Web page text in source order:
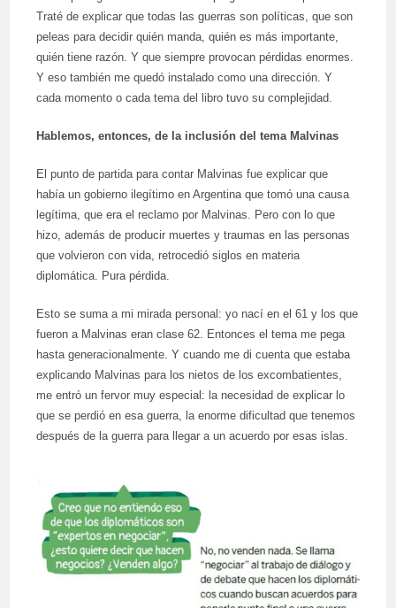
Traté de explicar que todas las guerras son políticas, que son
peleas para decidir quién manda, quién es más importante,
quién tiene razón. Y que siempre provocan pérdidas enormes.
Y eso también me quedó instalado como una dirección. Y
cada momento o cada tema del libro tuvo su complejidad.
Hablemos, entonces, de la inclusión del tema Malvinas
El punto de partida para contar Malvinas fue explicar que
había un gobierno ilegítimo en Argentina que tomó una causa
legítima, que era el reclamo por Malvinas. Pero con lo que
hizo, además de producir muertes y traumas en las personas
que volvieron con vida, retrocedió siglos en materia
diplomática. Pura pérdida.
Esto se suma a mi mirada personal: yo nací en el 61 y los que
fueron a Malvinas eran clase 62. Entonces el tema me pega
hasta generacionalmente. Y cuando me di cuenta que estaba
explicando Malvinas para los nietos de los excombatientes,
me entró un fervor muy especial: la necesidad de explicar lo
que se perdió en esa guerra, la enorme dificultad que tenemos
después de la guerra para llegar a un acuerdo por esas islas.